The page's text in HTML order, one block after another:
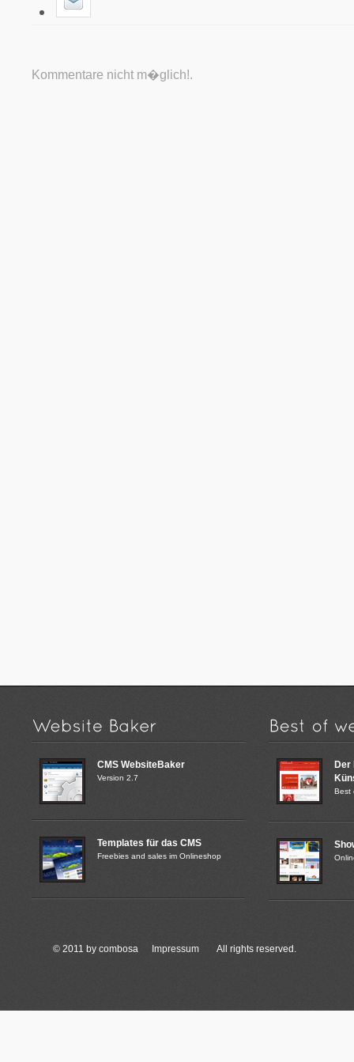
Kommentare nicht m�glich!.
CMS WebsiteBaker
Version 2.7
Templates für das CMS
Freebies and sales im Onlineshop
Der
Best
© 2011 by combosa Impressum All rights reserved.